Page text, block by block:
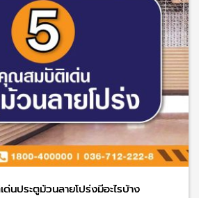
ประตูม้วนลายโปร่งมีอะไรบ้าง